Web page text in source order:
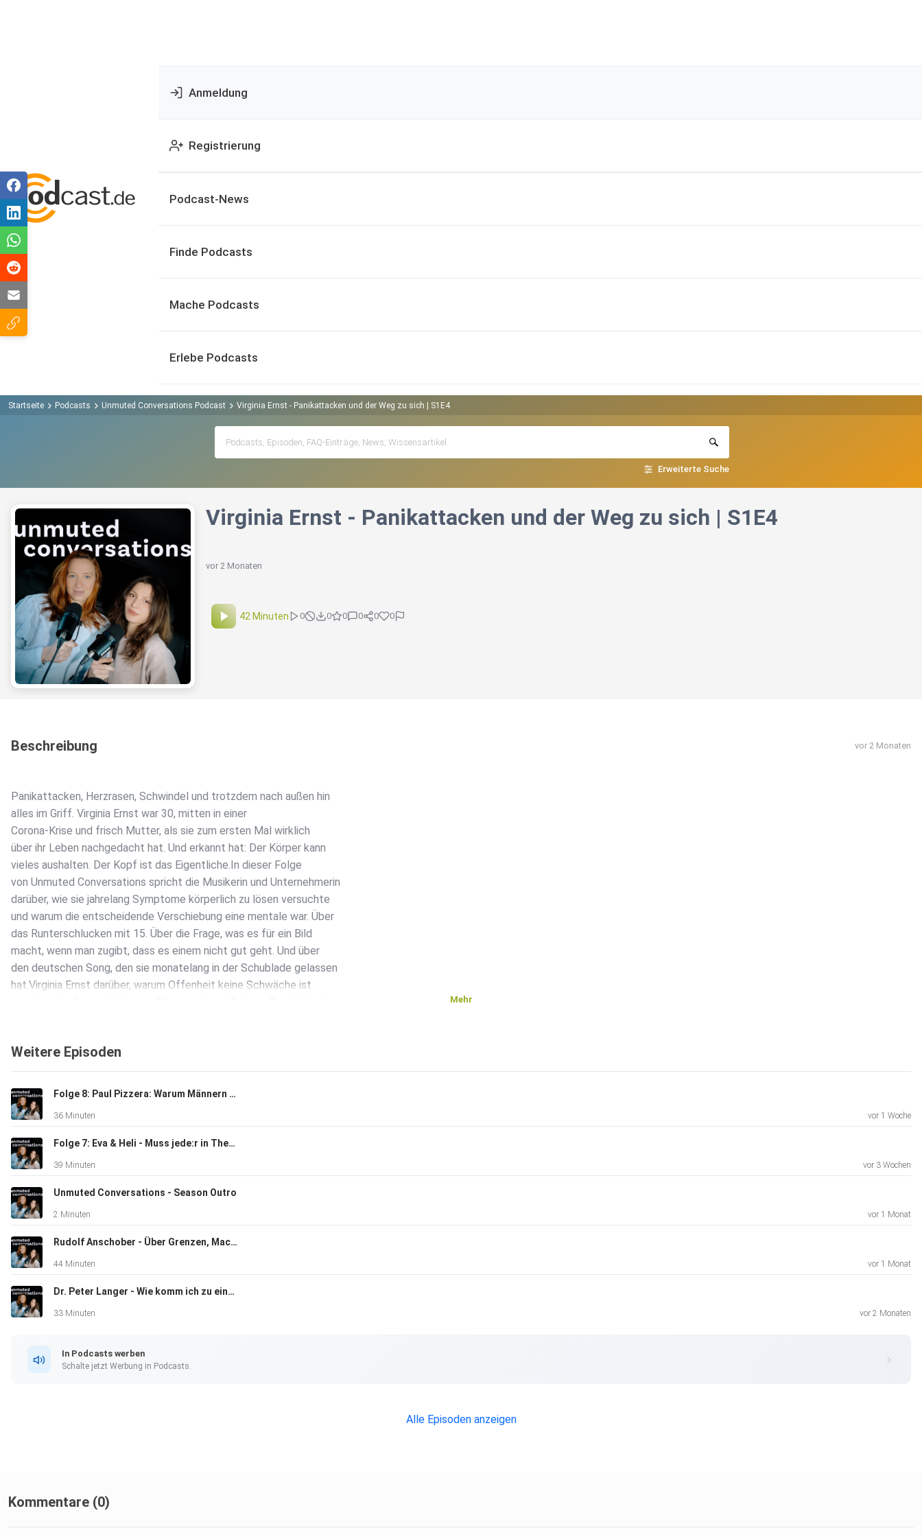
Anmeldung
Registrierung
Podcast-News
Finde Podcasts
Mache Podcasts
Erlebe Podcasts
Startseite Podcasts Unmuted Conversations Podcast Virginia Ernst - Panikattacken und der Weg zu sich | S1E4
Erweiterte Suche
Virginia Ernst - Panikattacken und der Weg zu sich | S1E4
vor 2 Monaten
42 Minuten 0 0 0 0 0 0
Beschreibung vor 2 Monaten
Panikattacken, Herzrasen, Schwindel und trotzdem nach außen hin
alles im Griff. Virginia Ernst war 30, mitten in einer
Corona-Krise und frisch Mutter, als sie zum ersten Mal wirklich
über ihr Leben nachgedacht hat. Und erkannt hat: Der Körper kann
vieles aushalten. Der Kopf ist das Eigentliche.In dieser Folge
von Unmuted Conversations spricht die Musikerin und Unternehmerin
darüber, wie sie jahrelang Symptome körperlich zu lösen versuchte
und warum die entscheidende Verschiebung eine mentale war. Über
das Runterschlucken mit 15. Über die Frage, was es für ein Bild
macht, wenn man zugibt, dass es einem nicht gut geht. Und über
den deutschen Song, den sie monatelang in der Schublade gelassen
hat.Virginia Ernst darüber, warum Offenheit keine Schwäche ist
Krisen– Warum Schweigen uns klein hält– Stärke durch
Mehr
Weitere Episoden
Folge 8: Paul Pizzera: Warum Männern Hilfe annehmen so schwerfällt | S2E2
36 Minuten vor 1 Woche
Folge 7: Eva & Heli - Muss jede:r in Therapie | S2E1
39 Minuten vor 3 Wochen
Unmuted Conversations - Season Outro
2 Minuten vor 1 Monat
Rudolf Anschober - Über Grenzen, Macht und mentale Gesundheit | S1E6
44 Minuten vor 1 Monat
Dr. Peter Langer - Wie komm ich zu einer Diagnose | S1E5
33 Minuten vor 2 Monaten
In Podcasts werben
Schalte jetzt Werbung in Podcasts.
Alle Episoden anzeigen
Kommentare (0)